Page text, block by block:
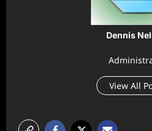
Dennis
View All